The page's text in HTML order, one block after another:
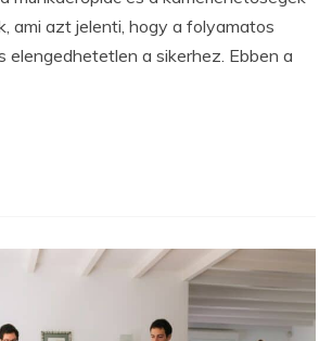
ami azt jelenti, hogy a folyamatos
elengedhetetlen a sikerhez. Ebben a